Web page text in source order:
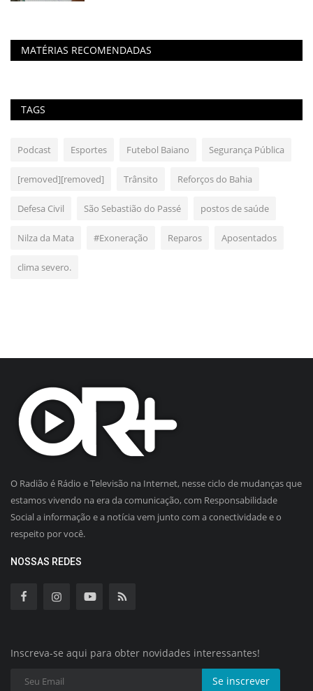
MATÉRIAS RECOMENDADAS
TAGS
Podcast Esportes Futebol Baiano Segurança Pública
[removed][removed] Trânsito Reforços do Bahia
Defesa Civil São Sebastião do Passé postos de saúde
Nilza da Mata #Exoneração Reparos Aposentados
clima severo.
O Radião é Rádio e Televisão na Internet, nesse ciclo de mudanças que
estamos vivendo na era da comunicação, com Responsabilidade
Social a informação e a notícia vem junto com a conectividade e o
respeito por você.
NOSSAS REDES
Inscreva-se aqui para obter novidades interessantes!
Se inscrever